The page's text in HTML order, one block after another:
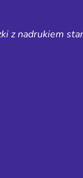
z nadrukiem